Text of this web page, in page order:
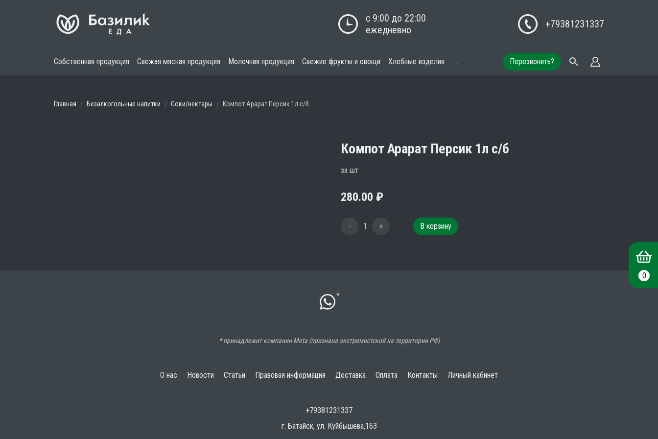
с 9:00 до 22:00
ежедневно
+79381231337
Собственная продукция Свежая мясная продукция Молочная продукция Свежие фрукты и овощи Хлебные изделия ... Перезвонить?
Главная Безалкогольные напитки Соки/нектары Компот Арарат Персик 1л с/б
Компот Арарат Персик 1л с/б
за шт
280.00 ₽
- 1 + В корзину
*
* принадлежит компании Meta (признана экстремистской на территории РФ)
О нас Новости Статьи Правовая информация Доставка Оплата Контакты Личный кабинет
+79381231337
г. Батайск, ул. Куйбышева,163
0